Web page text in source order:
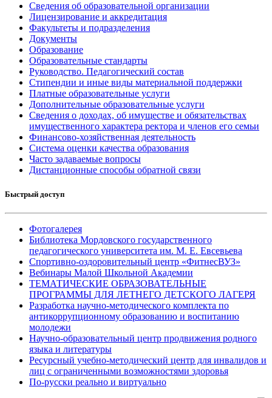
Сведения об образовательной организации
Лицензирование и аккредитация
Факультеты и подразделения
Документы
Образование
Образовательные стандарты
Руководство. Педагогический состав
Стипендии и иные виды материальной поддержки
Платные образовательные услуги
Дополнительные образовательные услуги
Сведения о доходах, об имуществе и обязательствах
имущественного характера ректора и членов его семьи
Финансово-хозяйственная деятельность
Система оценки качества образования
Часто задаваемые вопросы
Дистанционные способы обратной связи
Быстрый доступ
Фотогалерея
Библиотека Мордовского государственного
педагогического университета им. М. Е. Евсевьева
Спортивно-оздоровительный центр «ФитнесВУЗ»
Вебинары Малой Школьной Академии
ТЕМАТИЧЕСКИЕ ОБРАЗОВАТЕЛЬНЫЕ
ПРОГРАММЫ ДЛЯ ЛЕТНЕГО ДЕТСКОГО ЛАГЕРЯ
Разработка научно-методического комплекта по
антикоррупционному образованию и воспитанию
молодежи
Научно-образовательный центр продвижения родного
языка и литературы
Ресурсный учебно-методический центр для инвалидов и
лиц с ограниченными возможностями здоровья
По-русски реально и виртуально